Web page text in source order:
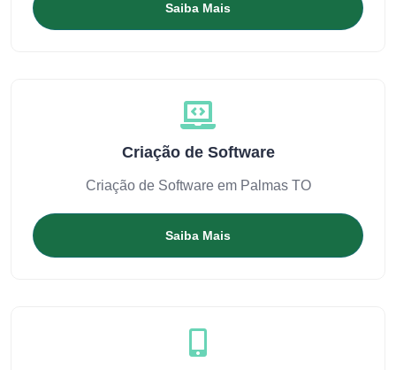
Saiba Mais
Criação de Software
Criação de Software em Palmas TO
Saiba Mais